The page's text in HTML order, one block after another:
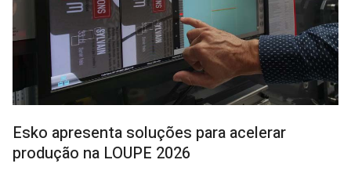
Esko apresenta soluções para acelerar
produção na LOUPE 2026